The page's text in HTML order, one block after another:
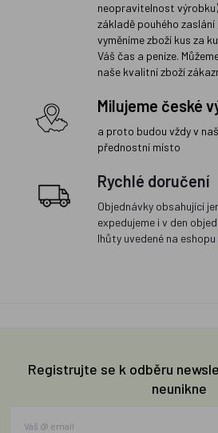
neopravitelnost
základě pouhého
vyměníme zboží kus za
Váš čas a peníze.
naše kvalitní zboží
Milujeme české
a proto budou vždy v
přednostní místo
Rychlé doručení
Objednávky obsahující
expedujeme i v den
lhůty uvedené na eshopu
Registrujte se k odběru
neunikne